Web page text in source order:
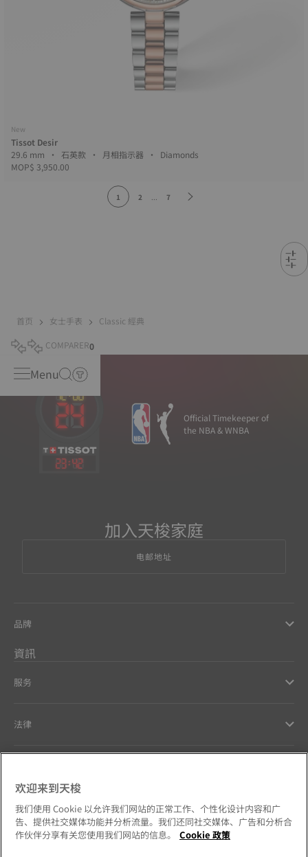
New
Tissot Desir
29.6 mm • 石英款 • 月相指示器 • Diamonds
MOP$ 3,950.00
1 2 7
首页 女士手表 Classic 經典
COMPARER0
Menu
23:42
Official Timekeeper of
the NBA & WNBA
加入天梭家庭
电邮地址
品牌
資訊
服务
法律
Our commitments
欢迎来到天梭
我们使用 Cookie 以允许我们网站的正常工作、个性化设计内容和广
告、提供社交媒体功能并分析流量。我们还同社交媒体、广告和分析合
作伙伴分享有关您使用我们网站的信息。
Cookie 政策